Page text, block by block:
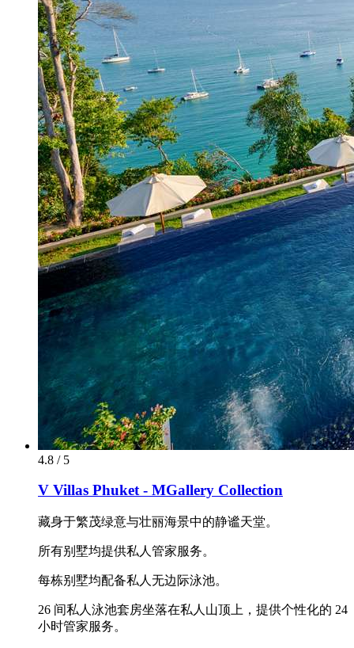
4.8 / 5
V Villas Phuket - MGallery Collection
藏身于繁茂绿意与壮丽海景中的静谧天堂。
所有别墅均提供私人管家服务。
每栋别墅均配备私人无边际泳池。
26 间私人泳池套房坐落在私人山顶上，提供个性化的 24
小时管家服务。